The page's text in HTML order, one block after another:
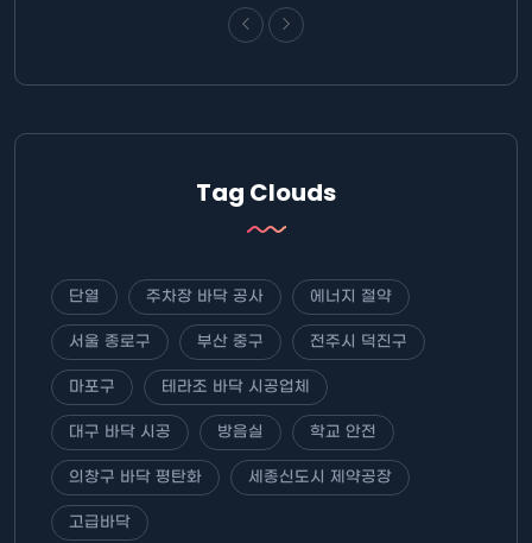
Tag Clouds
단열 주차장 바닥 공사 에너지 절약
서울 종로구 부산 중구 전주시 덕진구
마포구 테라조 바닥 시공업체
대구 바닥 시공 방음실 학교 안전
의창구 바닥 평탄화 세종신도시 제약공장
고급바닥